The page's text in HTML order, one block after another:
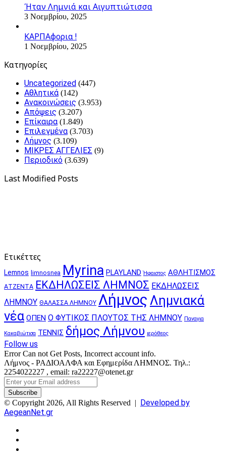
Ήταν Λημνιά και Αιγυπτιώτισσα
3 Νοεμβρίου, 2025
ΚΑΡΠΑφορια !
1 Νοεμβρίου, 2025
Kατηγορίες
Uncategorized (447)
Αθλητικά (142)
Ανακοινώσεις (3.953)
Απόψεις (3.207)
Επίκαιρα (1.849)
Επιλεγμένα (3.703)
Λήμνος (3.109)
ΜΙΚΡΕΣ ΑΓΓΕΛΙΕΣ (9)
Περιοδικό (3.639)
Last Modified Posts
Ετικέττες
Lemnos limnosnea Myrina PLAYLAND Ήφαιστος ΑΘΛΗΤΙΣΜΟΣ
ΑΤΖΕΝΤΑ ΕΚΔΗΛΩΣΕΙΣ ΛΗΜΝΟΣ ΕΚΔΗΛΩΣΕΙΣ
ΛΗΜΝΟΥ ΘΑΛΑΣΣΑ ΛΗΜΝΟΥ Λήμνος Λημνιακά
νέα ΟΠΕΝ Ο ΦΥΤΙΚΟΣ ΠΛΟΥΤΟΣ ΤΗΣ ΛΗΜΝΟΥ Παναγια
Κακαβιώτισα ΤΕΝΝΙΣ δήμος Λήμνου ιερόθεος
Follow us
Error Can not Get Posts, Incorrect account info.
Λήμνος - ΡΑΔΙΟΑΛΦΑ και Εφημερίδα ΛΗΜΝΟΣ. Τηλ.:
2254022227 , email: ra22227@otenet.gr
Enter
your
Email
address
© Copyright 2026, All Rights Reserved | Developed by
AegeanNet.gr